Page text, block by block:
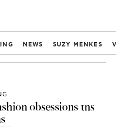
NEWS SUZY MENKES
obsessions της